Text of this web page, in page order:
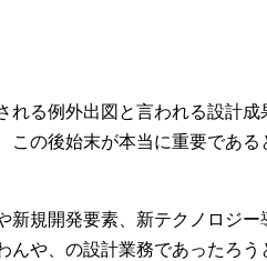
る例外出図と言われる設計成
の後始末が本当に重要であ
規開発要素、新テクノロジ
や、の設計業務であったろう